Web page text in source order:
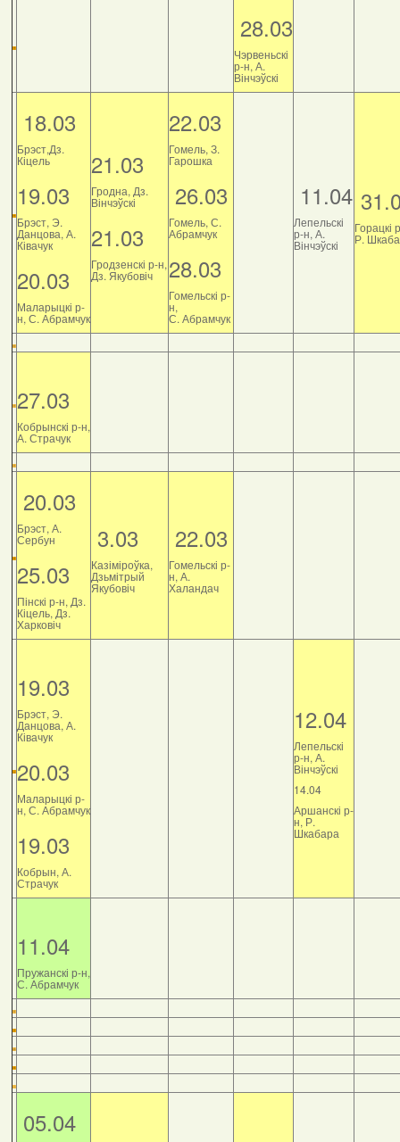
28.03
Чэрвеньскі
р-н, А.
Вінчэўскі
18.03
Брэст,Дз.
Кіцель
19.03
Брэст, Э.
Данцова, А.
Ківачук
20.03
Маларыцкі р-
н, С. Абрамчук
21.03
Гродна, Дз.
Вінчэўскі
21.03
Гродзенскі р-н,
Дз. Якубовіч
22.03
Гомель, З.
Гарошка
26.03
Гомель, С.
Абрамчук
28.03
Гомельскі р-
н,
С. Абрамчук
11.04
Лепельскі
р-н, А.
Вінчэўскі
Горацкі
Р.
27.03
Кобрынскі р-н,
А. Страчук
20.03
Брэст, А.
Сербун
25.03
Пінскі р-н, Дз.
Кіцель, Дз.
Харковіч
3.03
Казіміроўка,
Дзьмітрый
Якубовіч
22.03
Гомельскі р-
н, А.
Халандач
19.03
Брэст, Э.
Данцова, А.
Ківачук
20.03
Маларыцкі р-
н, С. Абрамчук
19.03
Кобрын, А.
Страчук
12.04
Лепельскі
р-н, А.
Вінчэўскі
14.04
Аршанскі р-
н, Р.
Шкабара
11.04
Пружанскі р-н,
С. Абрамчук
05.04